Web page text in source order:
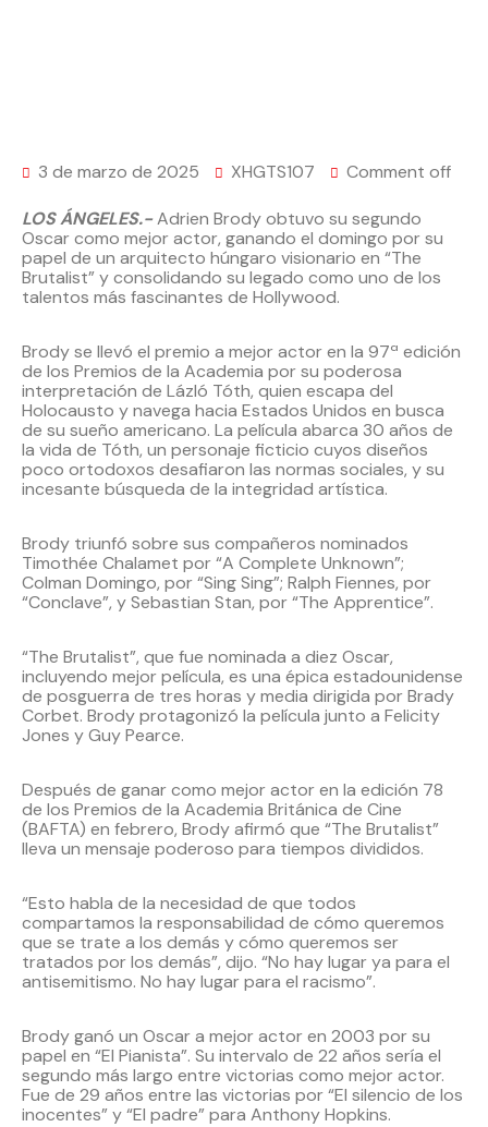
3 de marzo de 2025 XHGTS107 Comment off
LOS ÁNGELES.-Adrien Brody obtuvo su segundo
Oscar como mejor actor, ganando el domingo por su
papel de un arquitecto húngaro visionario en “The
Brutalist” y consolidando su legado como uno de los
talentos más fascinantes de Hollywood.
Brody se llevó el premio a mejor actor en la 97ª edición
de los Premios de la Academia por su poderosa
interpretación de Lázló Tóth, quien escapa del
Holocausto y navega hacia Estados Unidos en busca
de su sueño americano. La película abarca 30 años de
la vida de Tóth, un personaje ficticio cuyos diseños
poco ortodoxos desafiaron las normas sociales, y su
incesante búsqueda de la integridad artística.
Brody triunfó sobre sus compañeros nominados
Timothée Chalamet por “A Complete Unknown”;
Colman Domingo, por “Sing Sing”; Ralph Fiennes, por
“Conclave”, y Sebastian Stan, por “The Apprentice”.
“The Brutalist”, que fue nominada a diez Oscar,
incluyendo mejor película, es una épica estadounidense
de posguerra de tres horas y media dirigida por Brady
Corbet. Brody protagonizó la película junto a Felicity
Jones y Guy Pearce.
Después de ganar como mejor actor en la edición 78
de los Premios de la Academia Británica de Cine
(BAFTA) en febrero, Brody afirmó que “The Brutalist”
lleva un mensaje poderoso para tiempos divididos.
“Esto habla de la necesidad de que todos
compartamos la responsabilidad de cómo queremos
que se trate a los demás y cómo queremos ser
tratados por los demás”, dijo. “No hay lugar ya para el
antisemitismo. No hay lugar para el racismo”.
Brody ganó un Oscar a mejor actor en 2003 por su
papel en “El Pianista”. Su intervalo de 22 años sería el
segundo más largo entre victorias como mejor actor.
Fue de 29 años entre las victorias por “El silencio de los
inocentes” y “El padre” para Anthony Hopkins.